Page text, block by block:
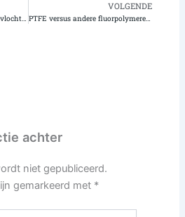
Toepassingen van metaalgevlochten PTFE-slang: duurzaamheid en veelzijdigheid in moderne industrieën
VOLGENDE
PTFE versus andere fluorpolymeren: een uitgebreide vergelijkingsgids
achter
niet gepubliceerd.
gemarkeerd met *